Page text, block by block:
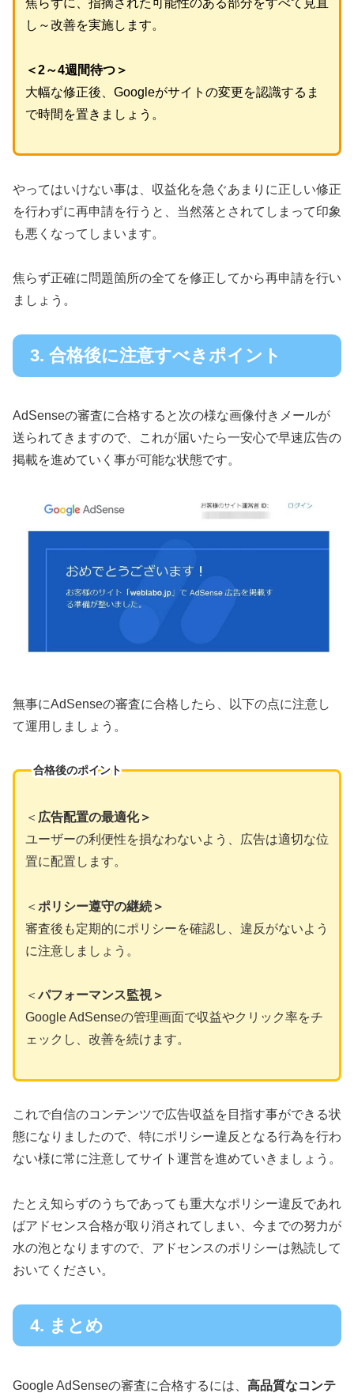
し～改善を実施します。
＜2～4週間待つ＞
大幅な修正後、Googleがサイトの変更を認識するま
で時間を置きましょう。
やってはいけない事は、収益化を急ぐあまりに正しい修正
を行わずに再申請を行うと、当然落とされてしまって印象
も悪くなってしまいます。
焦らず正確に問題箇所の全てを修正してから再申請を行い
ましょう。
3. 合格後に注意すべきポイント
AdSenseの審査に合格すると次の様な画像付きメールが
送られてきますので、これが届いたら一安心で早速広告の
掲載を進めていく事が可能な状態です。
無事にAdSenseの審査に合格したら、以下の点に注意し
て運用しましょう。
合格後のポイント
＜ 広告配置の最適化＞
ユーザーの利便性を損なわないよう、広告は適切な位
置に配置します。
＜ ポリシー遵守の継続＞
審査後も定期的にポリシーを確認し、違反がないよう
に注意しましょう。
＜パフォーマンス監視＞
Google AdSenseの管理画面で収益やクリック率をチ
ェックし、改善を続けます。
これで自信のコンテンツで広告収益を目指す事ができる状
態になりましたので、特にポリシー違反となる行為を行わ
ない様に常に注意してサイト運営を進めていきましょう。
たとえ知らずのうちであっても重大なポリシー違反であれ
ばアドセンス合格が取り消されてしまい、今までの努力が
水の泡となりますので、アドセンスのポリシーは熟読して
おいてください。
4. まとめ
Google AdSenseの審査に合格するには、 高品質なコンテ